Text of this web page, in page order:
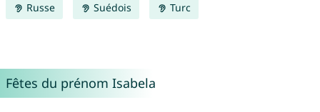
Russe Suédois Turc
Fêtes du prénom Isabela